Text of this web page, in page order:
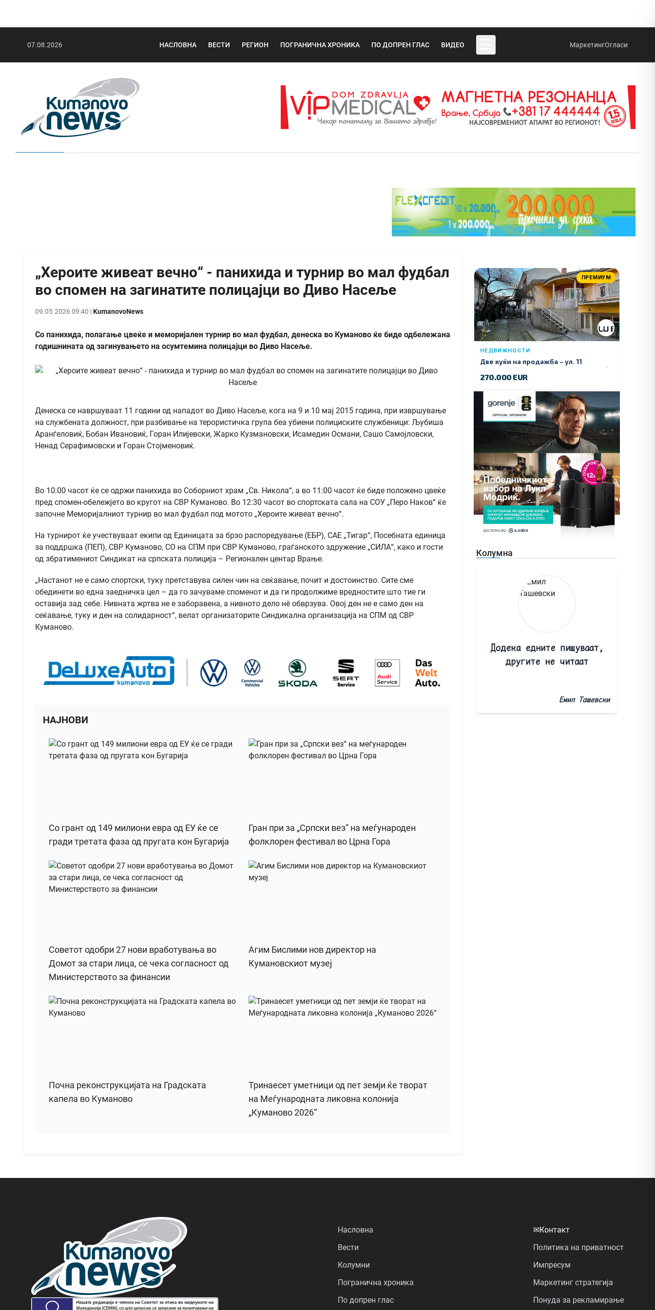
07.08.2026 НАСЛОВНА ВЕСТИ РЕГИОН ПОГРАНИЧНА ХРОНИКА ПО ДОПРЕН ГЛАС ВИДЕО МаркетингОгласи
„Хероите живеат вечно“ - панихида и турнир во мал фудбал
во спомен на загинатите полицајци во Диво Насеље
09.05.2026 09:40 |KumanovoNews
Со панихида, полагање цвеќе и меморијален турнир во мал фудбал, денеска во Куманово ќе биде одбележана
годишнината од загинувањето на осумтемина полицајци во Диво Насеље.
Денеска се навршуваат 11 години од нападот во Диво Насеље, кога на 9 и 10 мај 2015 година, при извршување
на службената должност, при разбивање на терористичка група беа убиени полициските службеници: Љубиша
Аранѓеловиќ, Бобан Ивановиќ, Горан Илијевски, Жарко Кузмановски, Исамедин Османи, Сашо Самојловски,
Ненад Серафимовски и Горан Стојменовиќ.
Во 10:00 часот ќе се одржи панихида во Соборниот храм „Св. Никола“, а во 11:00 часот ќе биде положено цвеќе
пред спомен-обележјето во кругот на СВР Куманово. Во 12:30 часот во спортската сала на СОУ „Перо Наков“ ќе
започне Меморијалниот турнир во мал фудбал под мотото „Хероите живеат вечно“.
На турнирот ќе учествуваат екипи од Единицата за брзо распоредување (ЕБР), САЕ „Тигар“, Посебната единица
за поддршка (ПЕП), СВР Куманово, СО на СПМ при СВР Куманово, граѓанското здружение „СИЛА“, како и гости
од збратимениот Синдикат на српската полиција – Регионален центар Врање.
„Настанот не е само спортски, туку претставува силен чин на сеќавање, почит и достоинство. Сите сме
обединети во една заедничка цел – да го зачуваме споменот и да ги продолжиме вредностите што тие ги
оставија зад себе. Нивната жртва не е заборавена, а нивното дело нè обврзува. Овој ден не е само ден на
сеќавање, туку и ден на солидарност“, велат организаторите Синдикална организација на СПМ од СВР
Куманово.
НАЈНОВИ
Со грант од 149 милиони евра од ЕУ ќе се
гради третата фаза од пругата кон Бугарија
Гран при за „Српски вез“ на меѓународен
фолклорен фестивал во Црна Гора
Советот одобри 27 нови вработувања во
Домот за стари лица, се чека согласност од
Министерството за финансии
Агим Бислими нов директор на
Кумановскиот музеј
Почна реконструкцијата на Градската
капела во Куманово
Тринаесет уметници од пет земји ќе творат
на Меѓународната ликовна колонија
„Куманово 2026“
ПРЕМИУМ
НЕДВИЖНОСТИ
Две куќи на продажба – ул. 11
Ноември (Наспроти Селман Туризам)
270.000 EUR
Колумна
Додека едните пишуваат,
другите не читаат
Емил Ташевски
Насловна
Вести
Колумни
Погранична хроника
По допрен глас
✉Контакт
Политика на приватност
Импресум
Маркетинг стратегија
Понуда за рекламирање